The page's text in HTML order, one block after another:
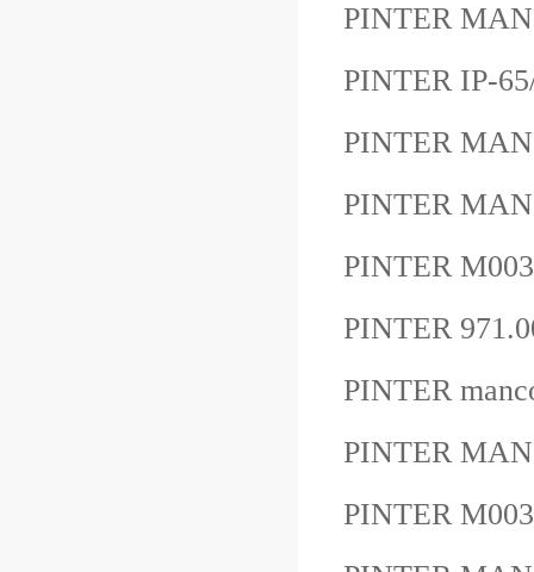
PINTER
PINTER IP-
PINTER
PINTER
PINTER
PINTER
PINTER
PINTER
PINTER